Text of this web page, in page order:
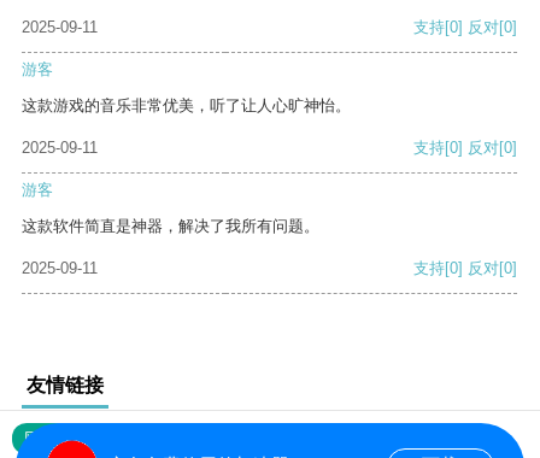
2025-09-11 支持[0] 反对[0]
游客
这款游戏的音乐非常优美，听了让人心旷神怡。
2025-09-11 支持[0] 反对[0]
游客
这款软件简直是神器，解决了我所有问题。
2025-09-11 支持[0] 反对[0]
友情链接
网站地图